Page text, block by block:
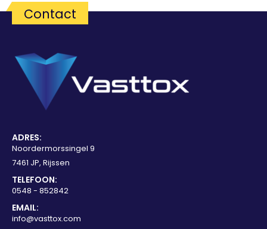
Contact
ADRES:
Noordermorssingel 9
7461 JP, Rijssen
TELEFOON:
0548 - 852842
EMAIL:
info@vasttox.com